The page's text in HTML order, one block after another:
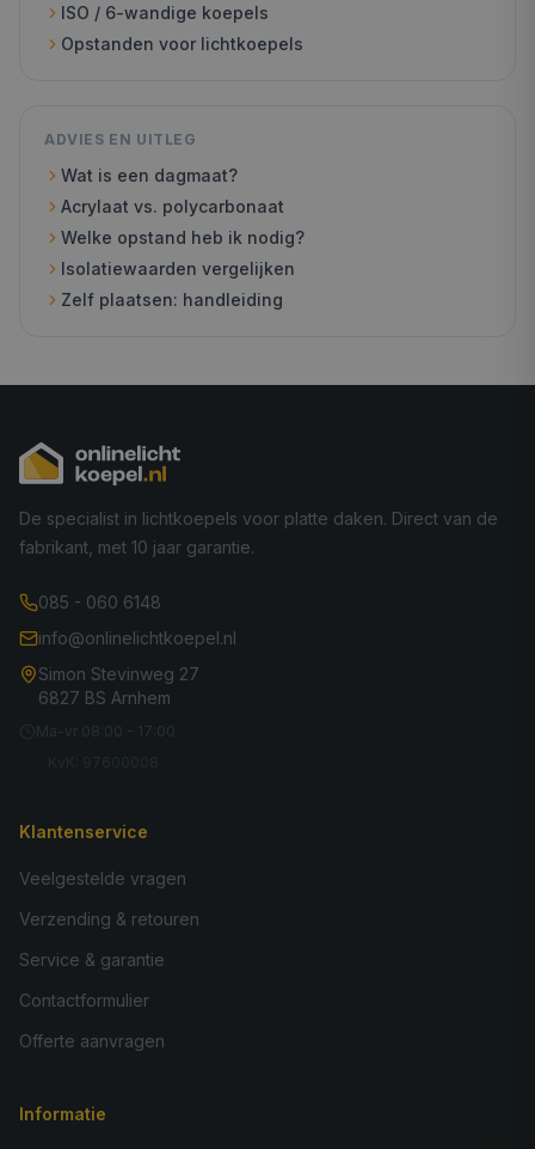
ISO / 6-wandige koepels
Opstanden voor lichtkoepels
ADVIES EN UITLEG
Wat is een dagmaat?
Acrylaat vs. polycarbonaat
Welke opstand heb ik nodig?
Isolatiewaarden vergelijken
Zelf plaatsen: handleiding
De specialist in lichtkoepels voor platte daken. Direct van de
fabrikant, met 10 jaar garantie.
085 - 060 6148
info@onlinelichtkoepel.nl
Simon Stevinweg 27
6827 BS Arnhem
Ma-vr 08:00 - 17:00
Klantenservice
Veelgestelde vragen
Verzending & retouren
Service & garantie
Contactformulier
Offerte aanvragen
Informatie